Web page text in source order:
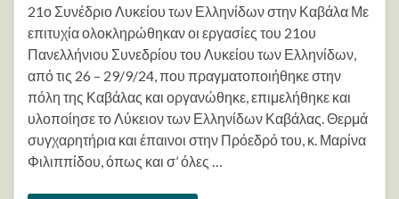
21ο Συνέδριο Λυκείου των Ελληνίδων στην Καβάλα Με
επιτυχία ολοκληρώθηκαν οι εργασίες του 21ου
Πανελλήνιου Συνεδρίου του Λυκείου των Ελληνίδων,
από τις 26 – 29/9/24, που πραγματοποιήθηκε στην
πόλη της Καβάλας και οργανώθηκε, επιμελήθηκε και
υλοποίησε το Λύκειον των Ελληνίδων Καβάλας. Θερμά
συγχαρητήρια και έπαινοι στην Πρόεδρό του, κ. Μαρίνα
Φιλιππίδου, όπως και σ’ όλες …